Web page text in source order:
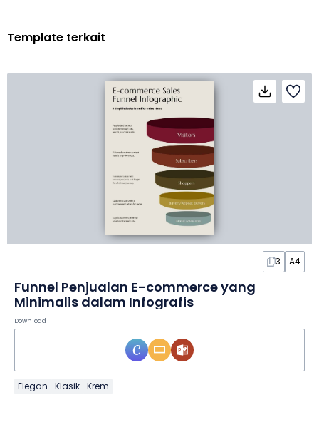
Template terkait
3 A4
Funnel Penjualan E-commerce yang
Minimalis dalam Infografis
Download
Elegan Klasik Krem